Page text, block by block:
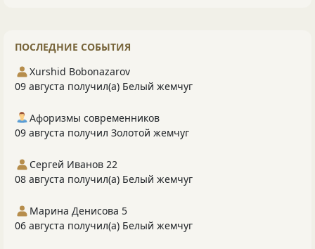
ПОСЛЕДНИЕ СОБЫТИЯ
Xurshid Bobonazarov
09 августа получил(а) Белый жемчуг
Афоризмы современников
09 августа получил Золотой жемчуг
Сергей Иванов 22
08 августа получил(а) Белый жемчуг
Марина Денисова 5
06 августа получил(а) Белый жемчуг